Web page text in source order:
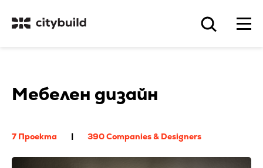
Мебелен дизайн
7 Проекта | 390 Companies & Designers